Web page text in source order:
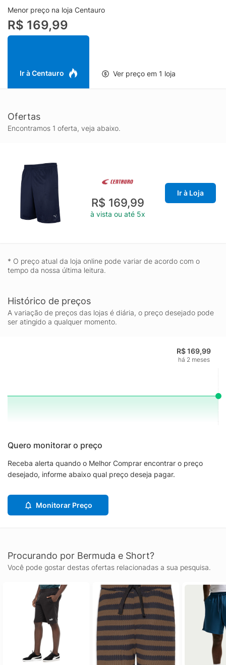
Menor preço na loja Centauro
R$ 169,99
Ir à Centauro Ver preço em 1 loja
Ofertas
Encontramos 1 oferta, veja abaixo.
R$ 169,99
à vista ou até 5x
Ir à Loja
* O preço atual da loja online pode variar de acordo com o
tempo da nossa última leitura.
Histórico de preços
A variação de preços das lojas é diária, o preço desejado pode
ser atingido a qualquer momento.
R$ 169,99
há 2 meses
Quero monitorar o preço
Receba alerta quando o Melhor Comprar encontrar o preço
desejado, informe abaixo qual preço deseja pagar.
Monitorar Preço
Procurando por Bermuda e Short?
Você pode gostar destas ofertas relacionadas a sua pesquisa.